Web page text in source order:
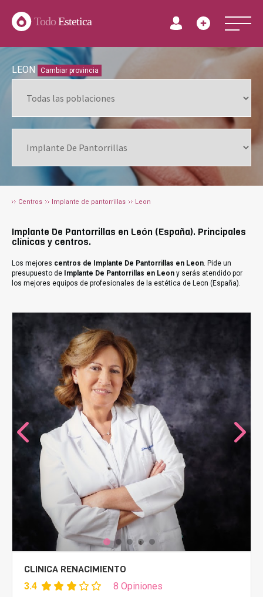
TodoEstetica
LEON Cambiar provincia
Centros Implante de pantorrillas Leon
Implante De Pantorrillas en León (España). Principales
clínicas y centros.
Los mejores centros de Implante De Pantorrillas en Leon. Pide un
presupuesto de Implante De Pantorrillas en Leon y serás atendido por
los mejores equipos de profesionales de la estética de Leon (España).
CLINICA RENACIMIENTO
3.4 8 Opiniones